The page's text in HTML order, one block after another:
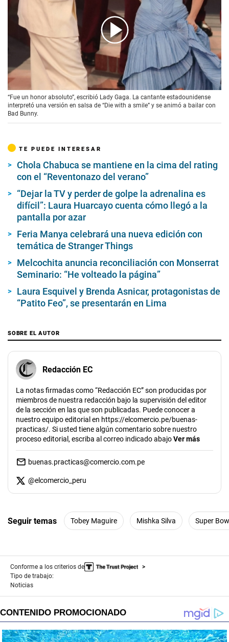
00:00 00:15
“Fue un honor absoluto”, escribió Lady Gaga. La cantante estadounidense
interpretó una versión en salsa de “Die with a smile” y se animó a bailar con
Bad Bunny.
TE PUEDE INTERESAR
Chola Chabuca se mantiene en la cima del rating
con el “Reventonazo del verano”
“Dejar la TV y perder de golpe la adrenalina es
difícil”: Laura Huarcayo cuenta cómo llegó a la
pantalla por azar
Feria Manya celebrará una nueva edición con
temática de Stranger Things
Melcochita anuncia reconciliación con Monserrat
Seminario: “He volteado la página”
Laura Esquivel y Brenda Asnicar, protagonistas de
“Patito Feo”, se presentarán en Lima
SOBRE EL AUTOR
Redacción EC
La notas firmadas como “Redacción EC” son producidas por
miembros de nuestra redacción bajo la supervisión del editor
de la sección en las que son publicadas. Puede conocer a
nuestro equipo editorial en https://elcomercio.pe/buenas-
practicas/. Si usted tiene algún comentario sobre nuestro
proceso editorial, escriba al correo indicado abajoVer más
buenas.practicas@comercio.com.pe
@elcomercio_peru
Seguir temas Tobey Maguire Mishka Silva Super
Conforme a los criterios de
Tipo de trabajo:
Noticias